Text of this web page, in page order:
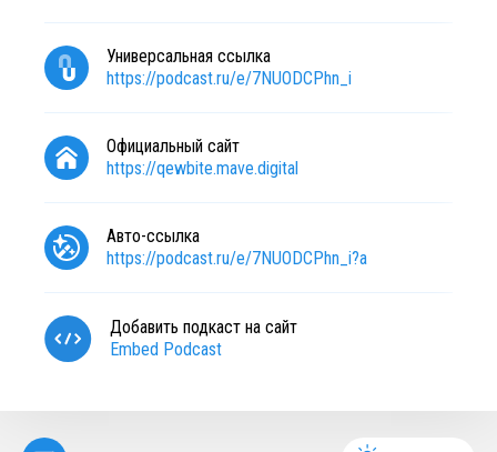
Универсальная ссылка
https://podcast.ru/e/7NUODCPhn_i
Официальный сайт
https://qewbite.mave.digital
Авто-ссылка
https://podcast.ru/e/7NUODCPhn_i?a
Добавить подкаст на сайт
Embed Podcast